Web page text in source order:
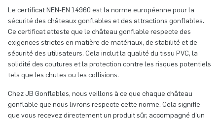
Le certificat NEN-EN 14960 est la norme européenne pour la
sécurité des châteaux gonflables et des attractions gonflables.
Ce certificat atteste que le château gonflable respecte des
exigences strictes en matière de matériaux, de stabilité et de
sécurité des utilisateurs. Cela inclut la qualité du tissu PVC, la
solidité des coutures et la protection contre les risques potentiels
tels que les chutes ou les collisions.
Chez JB Gonflables, nous veillons à ce que chaque château
gonflable que nous livrons respecte cette norme. Cela signifie
que vous recevez directement un produit sûr, accompagné d'un